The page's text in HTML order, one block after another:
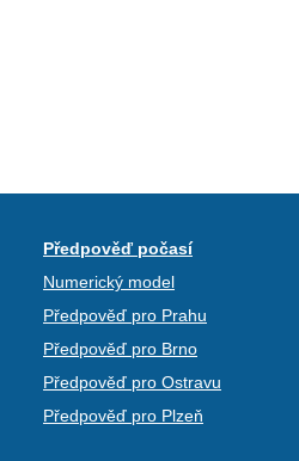
Předpověď počasí
Numerický model
Předpověď pro Prahu
Předpověď pro Brno
Předpověď pro Ostravu
Předpověď pro Plzeň